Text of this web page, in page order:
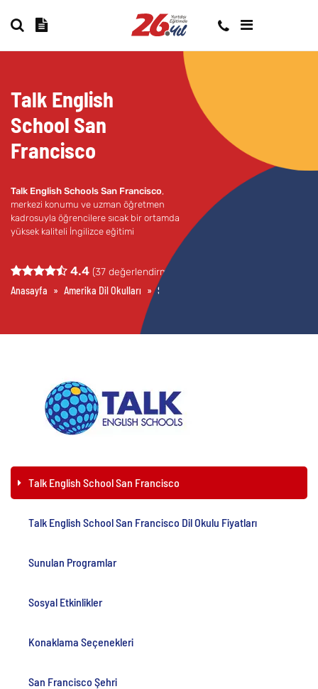
Talk English
School San
Francisco
Talk English Schools San Francisco,
merkezi konumu ve uzman öğretmen
kadrosuyla öğrencilere sıcak bir ortamda
yüksek kaliteli İngilizce eğitimi
modern ders materyalleri ve uygun fiyat
seçenekleri ile dikkat çekmektedir.
4.4 (37 değerlendirme)
Anasayfa » Amerika Dil Okulları » San Francisco Dil Okulları
Talk English School San Francisco
Talk English School San Francisco Dil Okulu Fiyatları
Sunulan Programlar
Sosyal Etkinlikler
Konaklama Seçenekleri
San Francisco Şehri